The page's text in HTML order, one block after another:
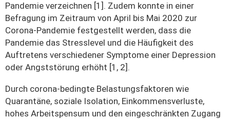
Pandemie verzeichnen [1]. Zudem konnte in einer
Befragung im Zeitraum von April bis Mai 2020 zur
Corona-Pandemie festgestellt werden, dass die
Pandemie das Stresslevel und die Häufigkeit des
Auftretens verschiedener Symptome einer Depression
oder Angststörung erhöht [1, 2].
Durch corona-bedingte Belastungsfaktoren wie
Quarantäne, soziale Isolation, Einkommensverluste,
hohes Arbeitspensum und den eingeschränkten Zugang